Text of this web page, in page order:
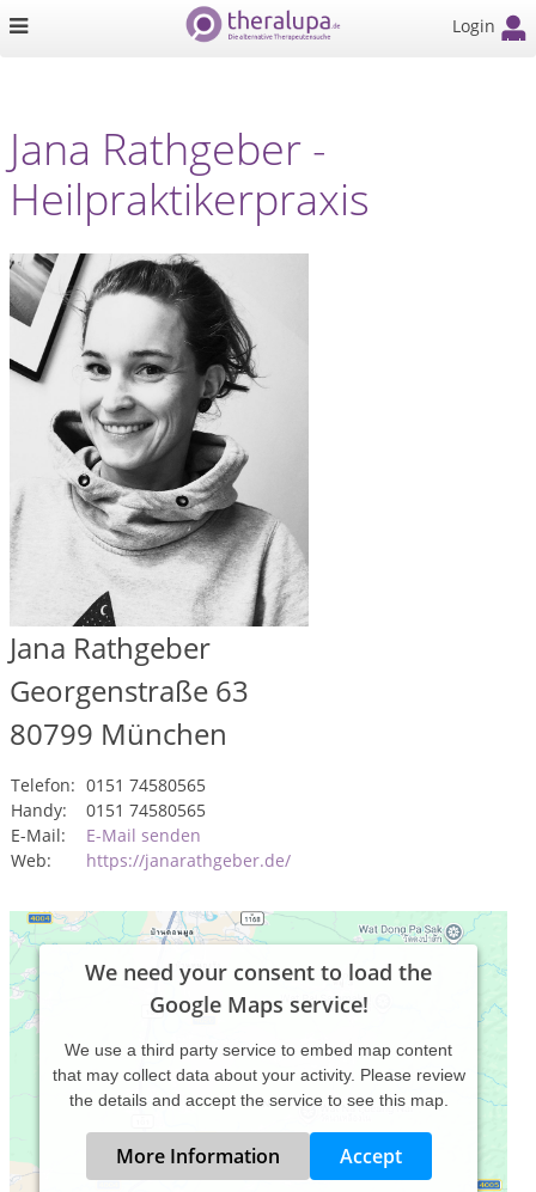
Login
Jana Rathgeber -
Heilpraktikerpraxis
Jana Rathgeber
Georgenstraße 63
80799 München
Telefon: 0151 74580565
Handy:
0151 74580565
E-Mail:
E-Mail senden
Web:
https://janarathgeber.de/
We need your consent to load the
Google Maps service!
We use a third party service to embed map content
that may collect data about your activity. Please review
the details and accept the service to see this map.
More Information Accept